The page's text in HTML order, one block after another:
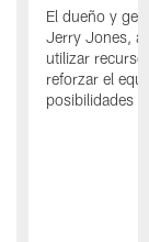
El dueño y
Jerry Jones,
utilizar
reforzar el
posibilidades